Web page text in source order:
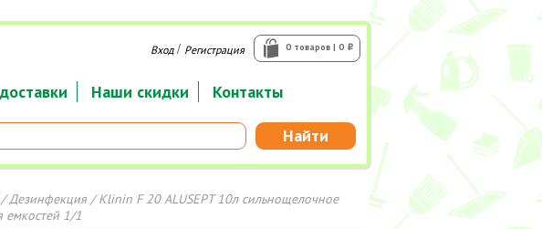
Наши скидки Контакты
Найти
0 товаров | 0 i
Вход/ Регистрация
Дезинфекция/ Klinin F 20 ALUSEPT 10л сильнощелочное
1/1